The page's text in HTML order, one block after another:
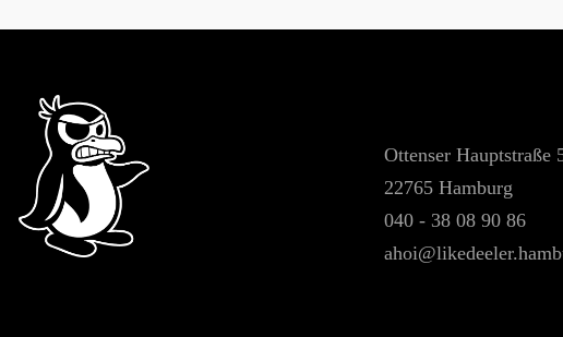
Ottenser Hauptstraße
22765 Hamburg
040 - 38 08 90 86